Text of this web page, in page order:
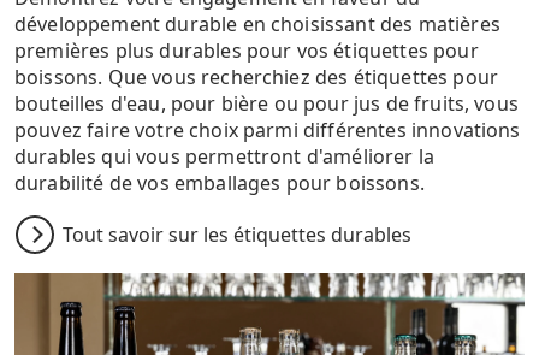
développement durable en choisissant des matières
premières plus durables pour vos étiquettes pour
boissons. Que vous recherchiez des étiquettes pour
bouteilles d'eau, pour bière ou pour jus de fruits, vous
pouvez faire votre choix parmi différentes innovations
durables qui vous permettront d'améliorer la
durabilité de vos emballages pour boissons.
Tout savoir sur les étiquettes durables